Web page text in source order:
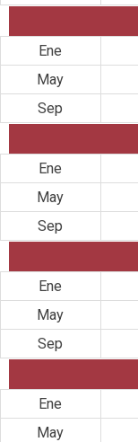
Ene
May
Sep
Ene
May
Sep
Ene
May
Sep
Ene
May